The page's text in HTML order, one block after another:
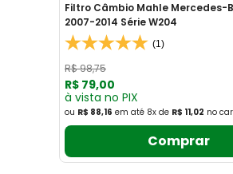
Filtro Câmbio Mahle Mercedes-
2007-2014 Série W204
(1)
R$98,75
R$ 79,00
à vista no PIX
ou R$ 88,16 em até 8x de R$ 11,02 no
Comprar